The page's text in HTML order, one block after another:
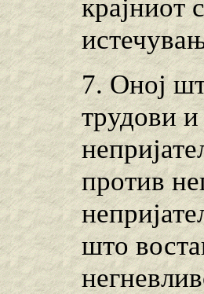
крајниот
7. Оној
трудови
против
што